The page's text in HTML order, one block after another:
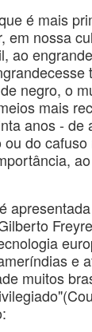
é mais
em nossa
ao
negro, o
mais
anos - de
do cafuso
e
muitos